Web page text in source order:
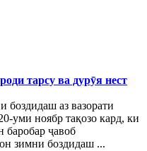
тарсу ва дурӯя нест
аз вазорати
уми ноябр тақозо кард, ки
баробар ҷавоб
зимни боздидаш ...